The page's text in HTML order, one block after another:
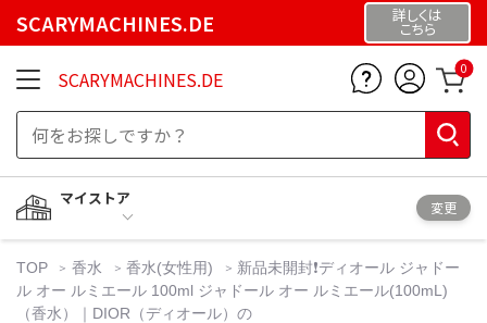
SCARYMACHINES.DE 詳しくは
こちら
SCARYMACHINES.DE 0
マイストア
変更
TOP 香水 香水(女性用)
新品未開封❗️ディオール ジャドー
ル オー ルミエール 100ml ジャドール オー ルミエール(100mL)
（香水）｜DIOR（ディオール）の